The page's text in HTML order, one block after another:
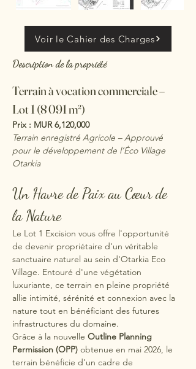
Voir le Cahier des Charges
Description de la propriété
Terrain à vocation commerciale –
Lot 1 (8 091 m²)
Prix : MUR 6,120,000
Terrain enregistré Agricole – Approuvé
pour le développement de l’Éco Village
Otarkia
Un Havre de Paix au Cœur de
la Nature
Le Lot 1 Excision vous offre l'opportunité
de devenir propriétaire d'un véritable
sanctuaire naturel au sein d'Otarkia Eco
Village. Entouré d'une végétation
luxuriante, ce terrain en pleine propriété
allie intimité, sérénité et connexion avec la
nature tout en bénéficiant des futures
infrastructures du domaine.
Grâce à la nouvelle Outline Planning
Permission (OPP) obtenue en mai 2026, le
terrain bénéficie d'un cadre de